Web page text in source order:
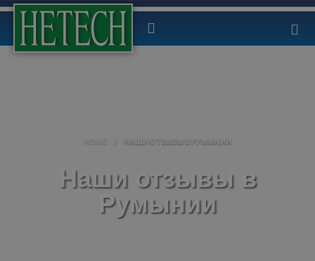
HOME / НАШИ ОТЗЫВЫ В РУМЫНИИ
Наши отзывы в
Румынии